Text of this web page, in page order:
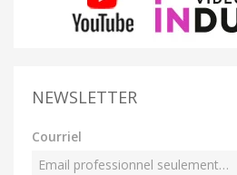
NEWSLETTER
Courriel